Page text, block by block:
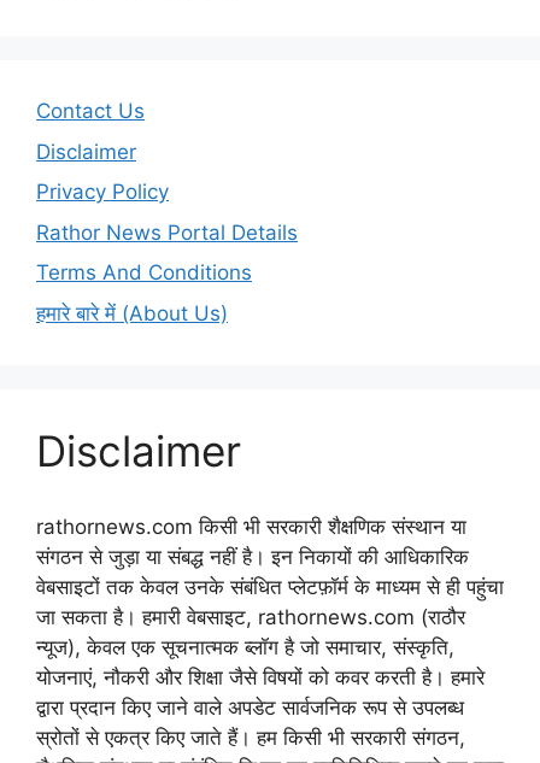
Contact Us
Disclaimer
Privacy Policy
Rathor News Portal Details
Terms And Conditions
हमारे बारे में (About Us)
Disclaimer
rathornews.com किसी भी सरकारी शैक्षणिक संस्थान या
संगठन से जुड़ा या संबद्ध नहीं है। इन निकायों की आधिकारिक
वेबसाइटों तक केवल उनके संबंधित प्लेटफ़ॉर्म के माध्यम से ही पहुंचा
जा सकता है। हमारी वेबसाइट, rathornews.com (राठौर
न्यूज), केवल एक सूचनात्मक ब्लॉग है जो समाचार, संस्कृति,
योजनाएं, नौकरी और शिक्षा जैसे विषयों को कवर करती है। हमारे
द्वारा प्रदान किए जाने वाले अपडेट सार्वजनिक रूप से उपलब्ध
स्रोतों से एकत्र किए जाते हैं। हम किसी भी सरकारी संगठन,